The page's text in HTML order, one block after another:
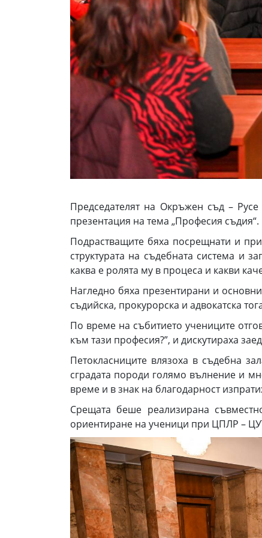
Председателят на Окръжен съд –
презентация на тема „Професия съдия“.
Подрастващите бяха посрещнати и
структурата на съдебната система и
каква е ролята му в процеса и какви
Нагледно бяха презентирани и
съдийска, прокурорска и адвокатска
По време на събитието учениците
към тази професия?”, и дискутираха
Петокласниците влязоха в съдебна
сградата породи голямо вълнение и
време и в знак на благодарност
Срещата беше реализирана
ориентиране на ученици при ЦПЛР –